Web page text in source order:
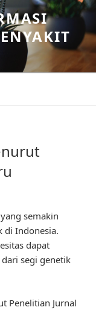
semakin
di Indonesia.
dapat
segi genetik
Penelitian Jurnal